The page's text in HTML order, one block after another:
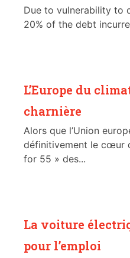
Due to vulnerability to
20% of the debt
L’Europe du
charnière
Alors que l’Union
définitivement le cœur
for 55 » des...
La voiture
pour l’emploi